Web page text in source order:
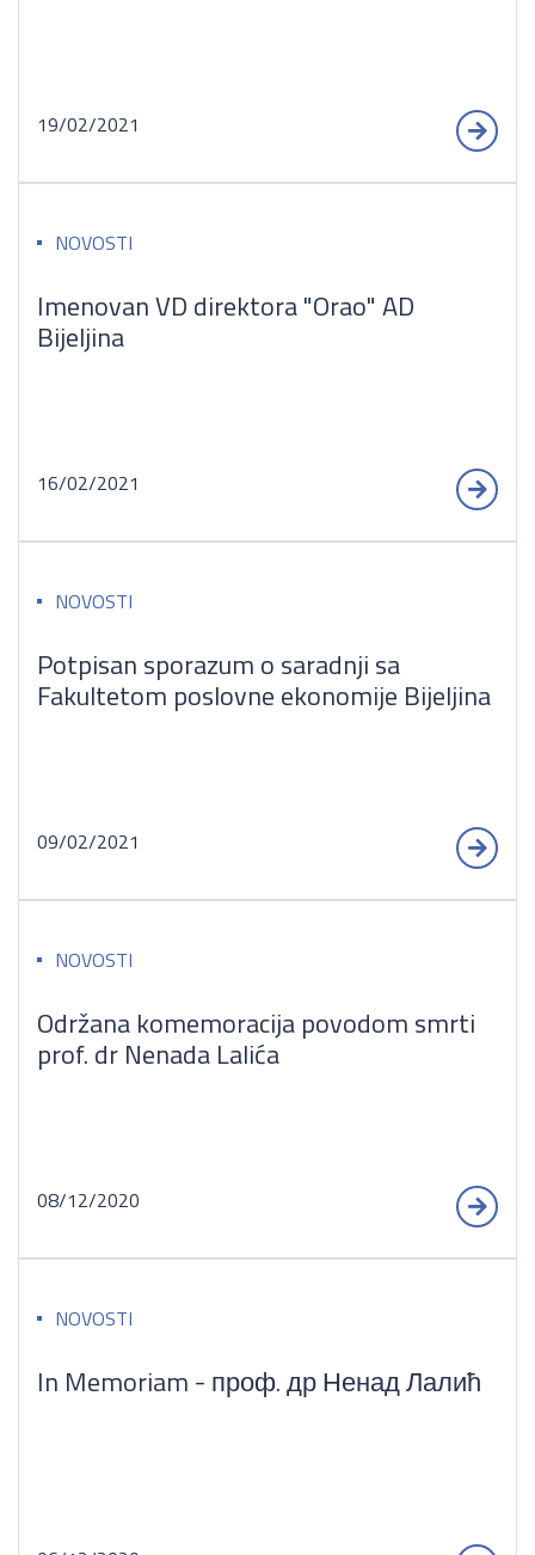
19/02/2021
NOVOSTI
Imenovan VD direktora "Orao" AD
Bijeljina
16/02/2021
NOVOSTI
Potpisan sporazum o saradnji sa
Fakultetom poslovne ekonomije Bijeljina
09/02/2021
NOVOSTI
Održana komemoracija povodom smrti
prof. dr Nenada Lalića
08/12/2020
NOVOSTI
In Memoriam - проф. др Ненад Лалић